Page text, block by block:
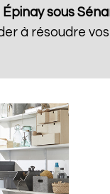
Épinay sous
à résoudre